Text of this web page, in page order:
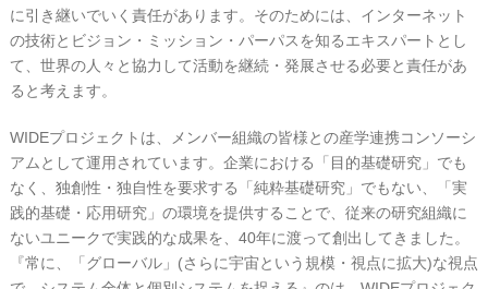
に引き継いでいく責任があります。そのためには、インターネット
の技術とビジョン・ミッション・パーパスを知るエキスパートとし
て、世界の人々と協力して活動を継続・発展させる必要と責任があ
ると考えます。
WIDEプロジェクトは、メンバー組織の皆様との産学連携コンソーシ
アムとして運用されています。企業における「目的基礎研究」でも
なく、独創性・独自性を要求する「純粋基礎研究」でもない、「実
践的基礎・応用研究」の環境を提供することで、従来の研究組織に
ないユニークで実践的な成果を、40年に渡って創出してきました。
『常に、「グローバル」(さらに宇宙という規模・視点に拡大)な視点